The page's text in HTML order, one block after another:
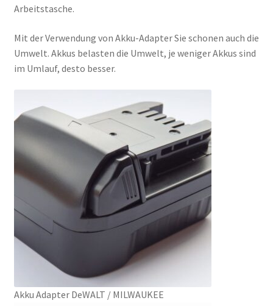
Arbeitstasche.
Mit der Verwendung von Akku-Adapter Sie schonen auch die
Umwelt. Akkus belasten die Umwelt, je weniger Akkus sind
im Umlauf, desto besser.
Akku Adapter DeWALT / MILWAUKEE